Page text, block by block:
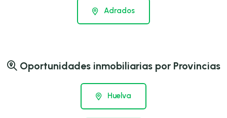
Adrados
Oportunidades inmobiliarias por Provincias
Huelva